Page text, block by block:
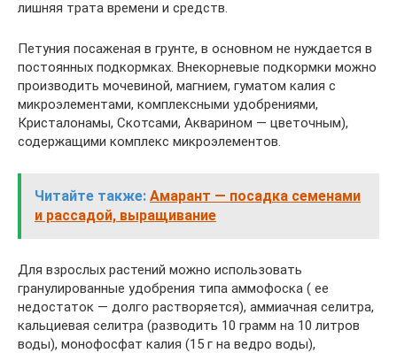
лишняя трата времени и средств.
Петуния посаженая в грунте, в основном не нуждается в
постоянных подкормках. Внекорневые подкормки можно
производить мочевиной, магнием, гуматом калия с
микроэлементами, комплексными удобрениями,
Кристалонамы, Скотсами, Акварином — цветочным),
содержащими комплекс микроэлементов.
Читайте также: Амарант — посадка семенами
и рассадой, выращивание
Для взрослых растений можно использовать
гранулированные удобрения типа аммофоска ( ее
недостаток — долго растворяется), аммиачная селитра,
кальциевая селитра (разводить 10 грамм на 10 литров
воды), монофосфат калия (15 г на ведро воды),